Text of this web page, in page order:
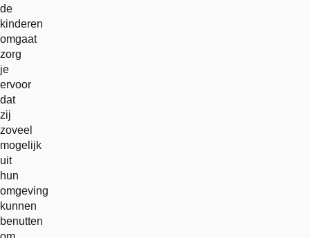
de
kinderen
omgaat
zorg
je
ervoor
dat
zij
zoveel
mogelijk
uit
hun
omgeving
kunnen
benutten